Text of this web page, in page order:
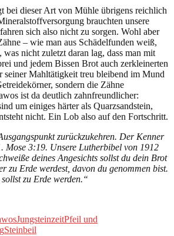
bei dieser Art von Mühle übrigens reichlich
brauchten unsere
sich also nicht zu sorgen. Wohl aber
– wie man aus Schädelfunden weiß,
was nicht zuletzt daran lag, dass man mit
und jedem Bissen Brot auch zerkleinerten
seiner Mahltätigkeit treu bleibend im Mund
sondern die Zähne
ist da deutlich zahnfreundlicher:
um einiges härter als Quarzsandstein,
nicht. Ein Lob also auf den Fortschritt.
zurückzukehren. Der Kenner
Mose 3:19. Unsere Lutherbibel von 1912
deines Angesichts sollst du dein Brot
zu Erde werdest, davon du genommen bist.
zu Erde werden.“
JungsteinzeitPfeil und
Steinbeil